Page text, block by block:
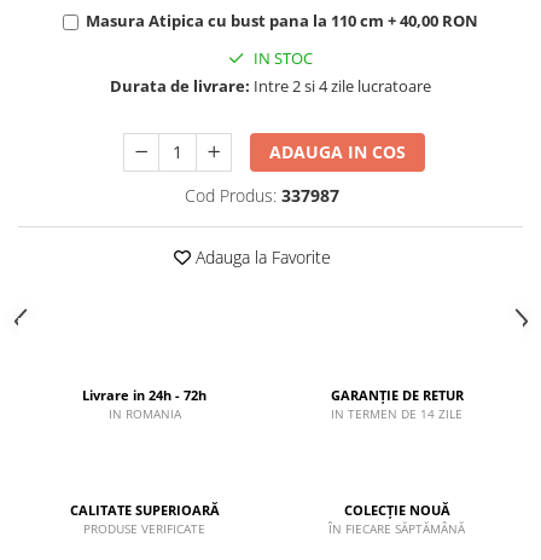
Masura Atipica cu bust pana la 110 cm + 40,00 RON
IN STOC
Durata de livrare: Intre 2 si 4 zile lucratoare
ADAUGA IN COS
Cod Produs: 337987
Adauga la Favorite
Livrare in 24h - 72h
IN ROMANIA
GARANȚIE DE RETUR
IN TERMEN DE 14 ZILE
CALITATE SUPERIOARĂ
PRODUSE VERIFICATE
COLECȚIE NOUĂ
ÎN FIECARE SĂPTĂMÂNĂ